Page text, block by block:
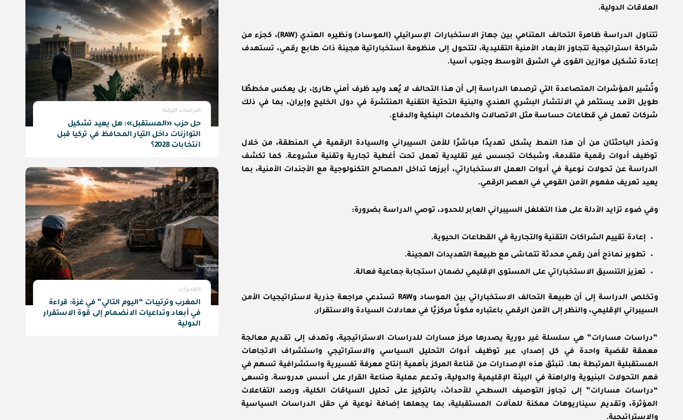
العلاقات الدولية.
تتناول الدراسة ظاهرة التحالف المتنامي بين جهاز الاستخبارات الإسرائيلي (الموساد) ونظيره الهندي (RAW)، كجزء من
شراكة استراتيجية تتجاوز الأبعاد الأمنية التقليدية، لتتحول إلى منظومة استخباراتية هجينة ذات طابع رقمي، تستهدف
إعادة تشكيل موازين القوى في الشرق الأوسط وجنوب آسيا.
وتُشير المؤشرات المتصاعدة التي ترصدها الدراسة إلى أن هذا التحالف لا يُعد وليد ظرف أمني طارئ، بل يعكس مخططًا
طويل الأمد يستثمر في الانتشار البشري الهندي والبنية التحتية التقنية المنتشرة في دول الخليج وإيران، بما في ذلك
شركات تعمل في قطاعات حساسة مثل الاتصالات والخدمات البنكية والدفاع.
وتحذر الباحثتان من أن هذا النمط يشكل تهديدًا مباشرًا للأمن السيبراني والسيادة الرقمية في المنطقة، من خلال
توظيف أدوات رقمية متقدمة، وشبكات تجسس غير تقليدية تعمل تحت أغطية تجارية وتقنية مشروعة. كما تكشف
الدراسة عن تحولات نوعية في أدوات العمل الاستخباراتي، أبرزها تداخل المصالح التكنولوجية مع الأجندات الأمنية، بما
يعيد تعريف مفهوم الأمن القومي في العصر الرقمي.
وفي ضوء تزايد الأدلة على هذا التغلغل السيبراني العابر للحدود، توصي الدراسة بضرورة:
إعادة تقييم الشراكات التقنية والتجارية في القطاعات الحيوية.
تطوير نماذج أمن رقمي محدثة تتماشى مع طبيعة التهديدات الهجينة.
تعزيز التنسيق الاستخباراتي على المستوى الإقليمي لضمان استجابة جماعية فعالة.
وتخلص الدراسة إلى أن طبيعة التحالف الاستخباراتي بين الموساد وRAW تستدعي مراجعة جذرية لاستراتيجيات الأمن
السيبراني الإقليمي، والنظر إلى الأمن الرقمي باعتباره مكونًا مركزيًا في معادلات السيادة والاستقرار.
”دراسات مسارات” هي سلسلة غير دورية يصدرها مركز مسارات للدراسات الاستراتيجية، وتهدف إلى تقديم معالجة
معمقة لقضية واحدة في كل إصدار، عبر توظيف أدوات التحليل السياسي والاستراتيجي واستشراف الاتجاهات
المستقبلية المرتبطة بها. تنبثق هذه الإصدارات من قناعة المركز بأهمية إنتاج معرفة تفسيرية واستشرافية تسهم في
فهم التحولات البنيوية والراهنة في البيئة الإقليمية والدولية، وتدعم عملية صناعة القرار على أسس مدروسة. وتسعى
“دراسات مسارات” إلى تجاوز التوصيف السطحي للأحداث، بالتركيز على تحليل السياقات الكلية، ورصد التفاعلات
المؤثرة، وتقديم سيناريوهات ممكنة للمآلات المستقبلية، بما يجعلها إضافة نوعية في حقل الدراسات السياسية
والاستراتيجية.
الدراسات التركية
حل حزب «المستقبل»: هل يعيد تشكيل
التوازنات داخل التيار المحافظ في تركيا قبل
انتخابات 2028؟
التقديرات
المغرب وترتيبات “اليوم التالي” في غزة: قراءة
في أبعاد وتداعيات الانضمام إلى قوة الاستقرار
الدولية